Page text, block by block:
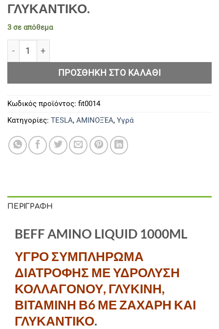
ΓΛΥΚΑΝΤΙΚΟ.
3 σε απόθεμα
ΠΡΟΣΘΉΚΗ ΣΤΟ ΚΑΛΆΘΙ
Κωδικός προϊόντος: fit0014
Κατηγορίες: TESLA, ΑΜΙΝΟΞΈΑ, Υγρά
ΠΕΡΙΓΡΑΦΉ
BEFF AMINO LIQUID 1000ML
ΥΓΡΟ ΣΥΜΠΛΗΡΩΜΑ
ΔΙΑΤΡΟΦΗΣ ΜΕ ΥΔΡΟΛΥΣΗ
ΚΟΛΛΑΓΟΝΟΥ, ΓΛΥΚΙΝΗ,
ΒΙΤΑΜΙΝΗ Β6 ΜΕ ΖΑΧΑΡΗ ΚΑΙ
ΓΛΥΚΑΝΤΙΚΟ.